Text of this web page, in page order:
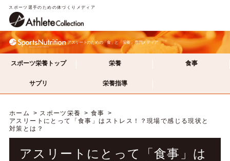
スポーツ選手のための体づくりメディア
アスリートのための「食」と「栄養」専門メディア
スポーツ栄養トップ 栄養 食事
サプリ 栄養指導
ホーム スポーツ栄養
食事
アスリートにとって「食事」はストレス！？現場で感じる現状と
対策とは？
アスリートにとって「食事」は